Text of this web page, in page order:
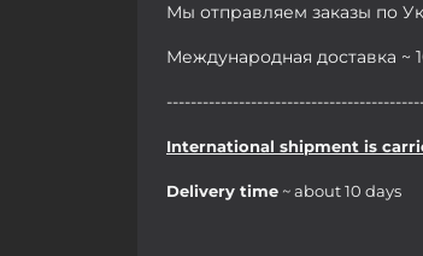
Мы отправляем заказы по
Международная доставка ~
International shipment is
Delivery time ~ about 10 days